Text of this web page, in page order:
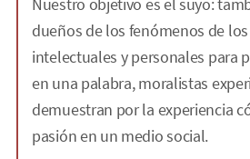
Nuestro objetivo es el suyo:
dueños de los fenómenos de
intelectuales y personales para
en una palabra, moralistas
demuestran por la experiencia
pasión en un medio social.